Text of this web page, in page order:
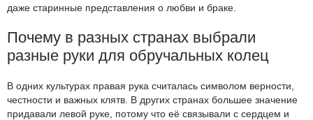
даже старинные представления о любви и браке.
Почему в разных странах выбрали
разные руки для обручальных колец
В одних культурах правая рука считалась символом верности,
честности и важных клятв. В других странах большее значение
придавали левой руке, потому что её связывали с сердцем и